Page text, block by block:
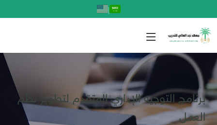
|
برنامج التوجيه الإداري المتقدم لتطوير نظم
العمل